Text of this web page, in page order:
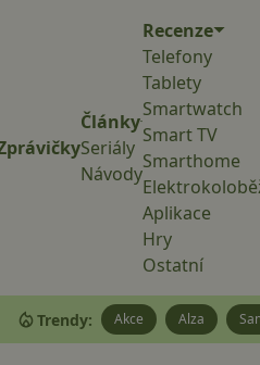
Články
Seriály
Návody
Recenze
Telefony
Tablety
Smartwatch
Smart TV
Smarthome
Aplikace
Hry
Ostatní
Trendy: Akce Alza